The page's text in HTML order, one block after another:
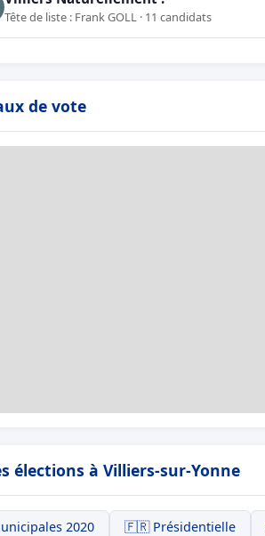
Tête de liste : Frank GOLL · 11 candidats
de vote
élections à Villiers-sur-Yonne
2020 🇫🇷 Présidentielle